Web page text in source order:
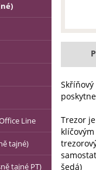
Trezor
šedá)
Line
tajné)
tajné PT)